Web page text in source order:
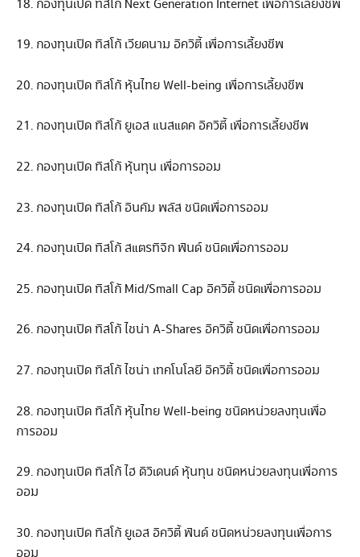
18. กองทุนเปิด ทิสโก้ Next Generation Internet เพื่อการเลี้ยงชีพ
19. กองทุนเปิด ทิสโก้ เวียดนาม อิควิตี้ เพื่อการเลี้ยงชีพ
20. กองทุนเปิด ทิสโก้ หุ้นไทย Well-being เพื่อการเลี้ยงชีพ
21. กองทุนเปิด ทิสโก้ ยูเอส แนสแดค อิควิตี้ เพื่อการเลี้ยงชีพ
22. กองทุนเปิด ทิสโก้ หุ้นทุน เพื่อการออม
23. กองทุนเปิด ทิสโก้ อินคัม พลัส ชนิดเพื่อการออม
24. กองทุนเปิด ทิสโก้ สแตรทิจิก ฟันด์ ชนิดเพื่อการออม
25. กองทุนเปิด ทิสโก้ Mid/Small Cap อิควิตี้ ชนิดเพื่อการออม
26. กองทุนเปิด ทิสโก้ ไชน่า A-Shares อิควิตี้ ชนิดเพื่อการออม
27. กองทุนเปิด ทิสโก้ ไชน่า เทคโนโลยี อิควิตี้ ชนิดเพื่อการออม
28. กองทุนเปิด ทิสโก้ หุ้นไทย Well-being ชนิดหน่วยลงทุนเพื่อ
การออม
29. กองทุนเปิด ทิสโก้ ไฮ ดิวิเดนด์ หุ้นทุน ชนิดหน่วยลงทุนเพื่อการ
ออม
30. กองทุนเปิด ทิสโก้ ยูเอส อิควิตี้ ฟันด์ ชนิดหน่วยลงทุนเพื่อการ
ออม